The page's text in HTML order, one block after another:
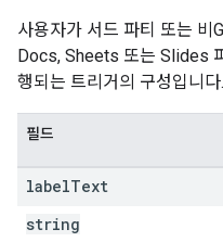
사용자가 서드 파티 또는
Docs, Sheets 또는 Slides
행되는 트리거의 구성입니다.
필드
labelText
string